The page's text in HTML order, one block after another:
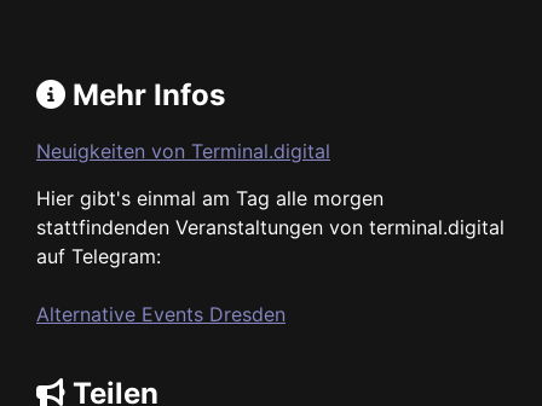
Mehr Infos
Neuigkeiten von Terminal.digital
Hier gibt's einmal am Tag alle morgen
stattfindenden Veranstaltungen von terminal.digital
auf Telegram:
Alternative Events Dresden
Teilen